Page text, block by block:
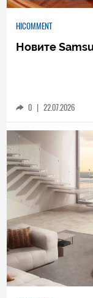
HICOMMENT
Новите
0 | 22.07.2026